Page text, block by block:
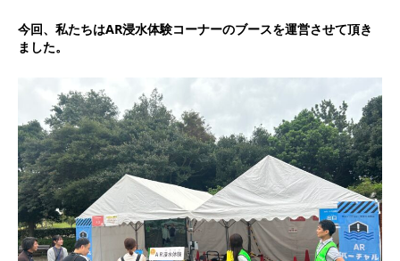
今回、私たちはAR浸水体験コーナーのブースを運営させて頂き
ました。